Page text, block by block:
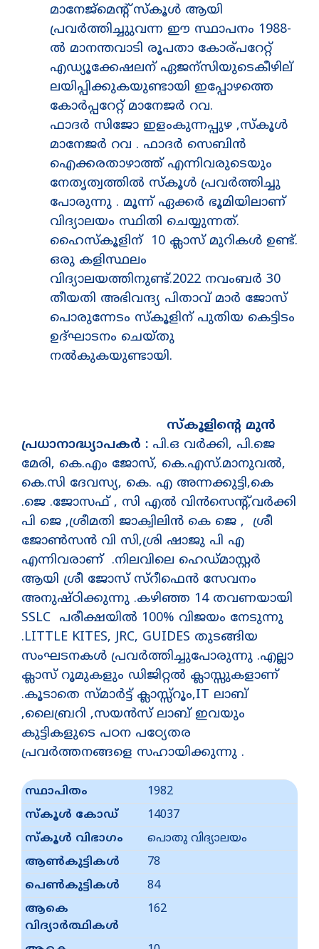
മാനേജ്മെന്റ് സ്കൂൾ ആയി
പ്രവർത്തിച്ചുുവന്ന ഈ സ്ഥാപനം 1988-
ൽ മാനന്തവാടി രൂപതാ കോര്പറേറ്റ്
എഡ്യൂക്കേഷലന് ഏജന്സിയുടെകീഴില്
ലയിപ്പിക്കുകയുണ്ടായി ഇപ്പോഴത്തെ
കോർപ്പറേറ്റ് മാനേജർ റവ.
ഫാദർ സിജോ ഇളംകുന്നപ്പുഴ ,സ്കൂൾ
മാനേജർ റവ . ഫാദർ സെബിൻ
ഐക്കരതാഴാത്ത് എന്നിവരുടെയും
നേതൃത്വത്തിൽ സ്കൂൾ പ്രവർത്തിച്ചു
പോരുന്നു . മൂന്ന് ഏക്കർ ഭൂമിയിലാണ്
വിദ്യാലയം സ്ഥിതി ചെയ്യുന്നത്.
ഹൈസ്കൂളിന് 10 ക്ലാസ് മുറികൾ ഉണ്ട്.
ഒരു കളിസ്ഥലം
വിദ്യാലയത്തിനുണ്ട്.2022 നവംബർ 30
തീയതി അഭിവന്ദ്യ പിതാവ് മാർ ജോസ്
പൊരുന്നേടം സ്കൂളിന് പുതിയ കെട്ടിടം
ഉദ്ഘാടനം ചെയ്തു
നൽകുകയുണ്ടായി.
സ്കൂളിന്റെ മുൻ
പ്രധാനാദ്ധ്യാപകർ : പി.ഒ വർക്കി, പി.ജെ
മേരി, കെ.എം ജോസ്, കെ.എസ്.മാനുവൽ,
കെ.സി ദേവസ്യ, കെ. എ അന്നക്കുട്ടി,കെ
.ജെ .ജോസഫ് , സി എൽ വിൻസെന്റ്,വർക്കി
പി ജെ ,ശ്രീമതി ജാക്വിലിൻ കെ ജെ , ശ്രീ
ജോൺസൻ വി സി,ശ്രി ഷാജു പി എ
എന്നിവരാണ് .നിലവിലെ ഹെഡ്മാസ്റ്റർ
ആയി ശ്രീ ജോസ് സ്റീഫെന്‍ സേവനം
അനുഷ്ഠിക്കുന്നു .കഴിഞ്ഞ 14 തവണയായി
SSLC പരീക്ഷയിൽ 100% വിജയം നേടുന്നു
.LITTLE KITES, JRC, GUIDES തുടങ്ങിയ
സംഘടനകൾ പ്രവർത്തിച്ചുപോരുന്നു .എല്ലാ
ക്ലാസ് റൂമുകളും ഡിജിറ്റൽ ക്ലാസ്സുകളാണ്
.കൂടാതെ സ്മാർട്ട് ക്ലാസ്സ്‌റൂം,IT ലാബ്
,ലൈബ്രറി ,സയൻസ് ലാബ് ഇവയും
കുട്ടികളുടെ പഠന പഠ്യേതര
പ്രവർത്തനങ്ങളെ സഹായിക്കുന്നു .
സ്ഥാപിതം
1982
സ്കൂൾ കോഡ്
14037
സ്കൂൾ വിഭാഗം
പൊതു വിദ്യാലയം
ആൺകുട്ടികൾ
78
പെൺകുട്ടികൾ
84
ആകെ
വിദ്യാർത്ഥികൾ
162